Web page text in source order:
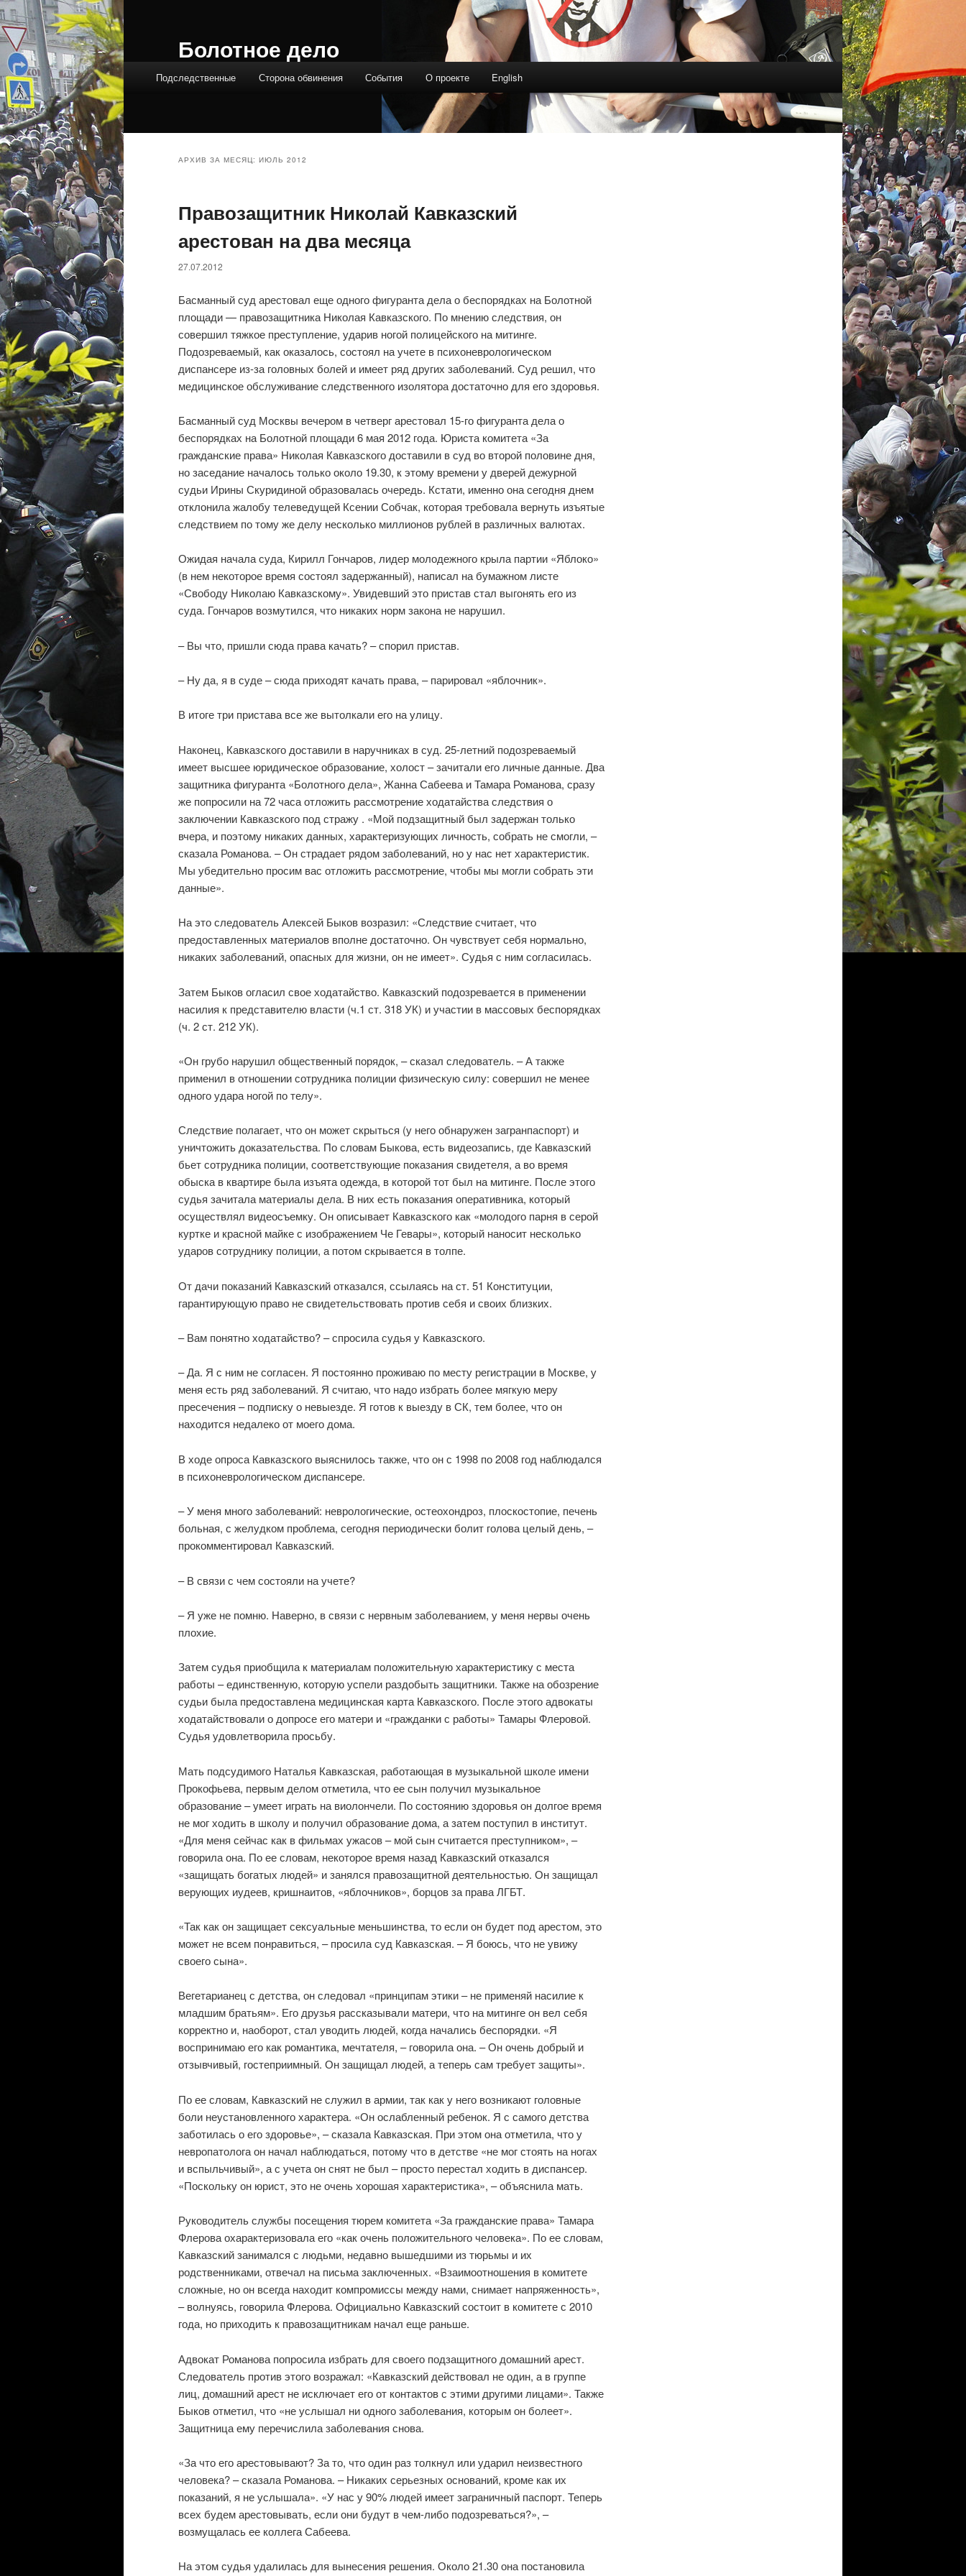
Болотное дело
Подследственные Сторона обвинения События О проекте English
АРХИВ ЗА МЕСЯЦ: ИЮЛЬ 2012
Правозащитник Николай Кавказский
арестован на два месяца
27.07.2012
Басманный суд арестовал еще одного фигуранта дела о беспорядках на Болотной
площади — правозащитника Николая Кавказского. По мнению следствия, он
совершил тяжкое преступление, ударив ногой полицейского на митинге.
Подозреваемый, как оказалось, состоял на учете в психоневрологическом
диспансере из-за головных болей и имеет ряд других заболеваний. Суд решил, что
медицинское обслуживание следственного изолятора достаточно для его здоровья.
Басманный суд Москвы вечером в четверг арестовал 15-го фигуранта дела о
беспорядках на Болотной площади 6 мая 2012 года. Юриста комитета «За
гражданские права» Николая Кавказского доставили в суд во второй половине дня,
но заседание началось только около 19.30, к этому времени у дверей дежурной
судьи Ирины Скуридиной образовалась очередь. Кстати, именно она сегодня днем
отклонила жалобу телеведущей Ксении Собчак, которая требовала вернуть изъятые
следствием по тому же делу несколько миллионов рублей в различных валютах.
Ожидая начала суда, Кирилл Гончаров, лидер молодежного крыла партии «Яблоко»
(в нем некоторое время состоял задержанный), написал на бумажном листе
«Свободу Николаю Кавказскому». Увидевший это пристав стал выгонять его из
суда. Гончаров возмутился, что никаких норм закона не нарушил.
– Вы что, пришли сюда права качать? – спорил пристав.
– Ну да, я в суде – сюда приходят качать права, – парировал «яблочник».
В итоге три пристава все же вытолкали его на улицу.
Наконец, Кавказского доставили в наручниках в суд. 25-летний подозреваемый
имеет высшее юридическое образование, холост – зачитали его личные данные. Два
защитника фигуранта «Болотного дела», Жанна Сабеева и Тамара Романова, сразу
же попросили на 72 часа отложить рассмотрение ходатайства следствия о
заключении Кавказского под стражу . «Мой подзащитный был задержан только
вчера, и поэтому никаких данных, характеризующих личность, собрать не смогли, –
сказала Романова. – Он страдает рядом заболеваний, но у нас нет характеристик.
Мы убедительно просим вас отложить рассмотрение, чтобы мы могли собрать эти
данные».
На это следователь Алексей Быков возразил: «Следствие считает, что
предоставленных материалов вполне достаточно. Он чувствует себя нормально,
никаких заболеваний, опасных для жизни, он не имеет». Судья с ним согласилась.
Затем Быков огласил свое ходатайство. Кавказский подозревается в применении
насилия к представителю власти (ч.1 ст. 318 УК) и участии в массовых беспорядках
(ч. 2 ст. 212 УК).
«Он грубо нарушил общественный порядок, – сказал следователь. – А также
применил в отношении сотрудника полиции физическую силу: совершил не менее
одного удара ногой по телу».
Следствие полагает, что он может скрыться (у него обнаружен загранпаспорт) и
уничтожить доказательства. По словам Быкова, есть видеозапись, где Кавказский
бьет сотрудника полиции, соответствующие показания свидетеля, а во время
обыска в квартире была изъята одежда, в которой тот был на митинге. После этого
судья зачитала материалы дела. В них есть показания оперативника, который
осуществлял видеосъемку. Он описывает Кавказского как «молодого парня в серой
куртке и красной майке с изображением Че Гевары», который наносит несколько
ударов сотруднику полиции, а потом скрывается в толпе.
От дачи показаний Кавказский отказался, ссылаясь на ст. 51 Конституции,
гарантирующую право не свидетельствовать против себя и своих близких.
– Вам понятно ходатайство? – спросила судья у Кавказского.
– Да. Я с ним не согласен. Я постоянно проживаю по месту регистрации в Москве, у
меня есть ряд заболеваний. Я считаю, что надо избрать более мягкую меру
пресечения – подписку о невыезде. Я готов к выезду в СК, тем более, что он
находится недалеко от моего дома.
В ходе опроса Кавказского выяснилось также, что он с 1998 по 2008 год наблюдался
в психоневрологическом диспансере.
– У меня много заболеваний: неврологические, остеохондроз, плоскостопие, печень
больная, с желудком проблема, сегодня периодически болит голова целый день, –
прокомментировал Кавказский.
– В связи с чем состояли на учете?
– Я уже не помню. Наверно, в связи с нервным заболеванием, у меня нервы очень
плохие.
Затем судья приобщила к материалам положительную характеристику с места
работы – единственную, которую успели раздобыть защитники. Также на обозрение
судьи была предоставлена медицинская карта Кавказского. После этого адвокаты
ходатайствовали о допросе его матери и «гражданки с работы» Тамары Флеровой.
Судья удовлетворила просьбу.
Мать подсудимого Наталья Кавказская, работающая в музыкальной школе имени
Прокофьева, первым делом отметила, что ее сын получил музыкальное
образование – умеет играть на виолончели. По состоянию здоровья он долгое время
не мог ходить в школу и получил образование дома, а затем поступил в институт.
«Для меня сейчас как в фильмах ужасов – мой сын считается преступником», –
говорила она. По ее словам, некоторое время назад Кавказский отказался
«защищать богатых людей» и занялся правозащитной деятельностью. Он защищал
верующих иудеев, кришнаитов, «яблочников», борцов за права ЛГБТ.
«Так как он защищает сексуальные меньшинства, то если он будет под арестом, это
может не всем понравиться, – просила суд Кавказская. – Я боюсь, что не увижу
своего сына».
Вегетарианец с детства, он следовал «принципам этики – не применяй насилие к
младшим братьям». Его друзья рассказывали матери, что на митинге он вел себя
корректно и, наоборот, стал уводить людей, когда начались беспорядки. «Я
воспринимаю его как романтика, мечтателя, – говорила она. – Он очень добрый и
отзывчивый, гостеприимный. Он защищал людей, а теперь сам требует защиты».
По ее словам, Кавказский не служил в армии, так как у него возникают головные
боли неустановленного характера. «Он ослабленный ребенок. Я с самого детства
заботилась о его здоровье», – сказала Кавказская. При этом она отметила, что у
невропатолога он начал наблюдаться, потому что в детстве «не мог стоять на ногах
и вспыльчивый», а с учета он снят не был – просто перестал ходить в диспансер.
«Поскольку он юрист, это не очень хорошая характеристика», – объяснила мать.
Руководитель службы посещения тюрем комитета «За гражданские права» Тамара
Флерова охарактеризовала его «как очень положительного человека». По ее словам,
Кавказский занимался с людьми, недавно вышедшими из тюрьмы и их
родственниками, отвечал на письма заключенных. «Взаимоотношения в комитете
сложные, но он всегда находит компромиссы между нами, снимает напряженность»,
– волнуясь, говорила Флерова. Официально Кавказский состоит в комитете с 2010
года, но приходить к правозащитникам начал еще раньше.
Адвокат Романова попросила избрать для своего подзащитного домашний арест.
Следователь против этого возражал: «Кавказский действовал не один, а в группе
лиц, домашний арест не исключает его от контактов с этими другими лицами». Также
Быков отметил, что «не услышал ни одного заболевания, которым он болеет».
Защитница ему перечислила заболевания снова.
«За что его арестовывают? За то, что один раз толкнул или ударил неизвестного
человека? – сказала Романова. – Никаких серьезных оснований, кроме как их
показаний, я не услышала». «У нас у 90% людей имеет заграничный паспорт. Теперь
всех будем арестовывать, если они будут в чем-либо подозреваться?», –
возмущалась ее коллега Сабеева.
На этом судья удалилась для вынесения решения. Около 21.30 она постановила